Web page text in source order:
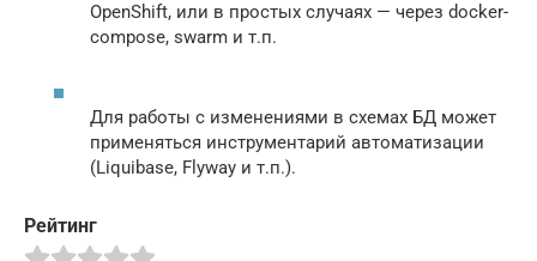
OpenShift, или в простых случаях — через docker-
compose, swarm и т.п.
Для работы с изменениями в схемах БД может
применяться инструментарий автоматизации
(Liquibase, Flyway и т.п.).
Рейтинг